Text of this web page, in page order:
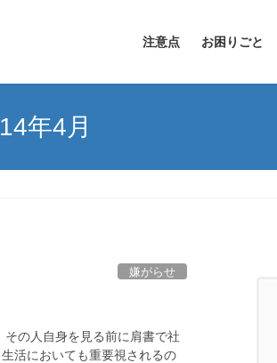
注意点 お困りごと
年4月
嫌がらせ
の人自身を見る前に肩書で社
活においても重要視されるの